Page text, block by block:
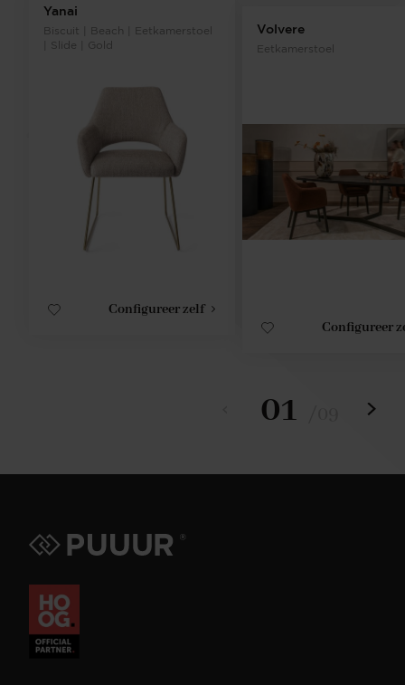
Yanai
Biscuit | Beach | Eetkamerstoel
| Slide | Gold
Configureer zelf
Volvere
Eetkamerstoel
Configureer
01